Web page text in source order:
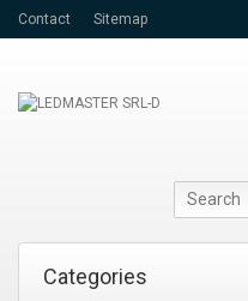
Contact Sitemap
Categories